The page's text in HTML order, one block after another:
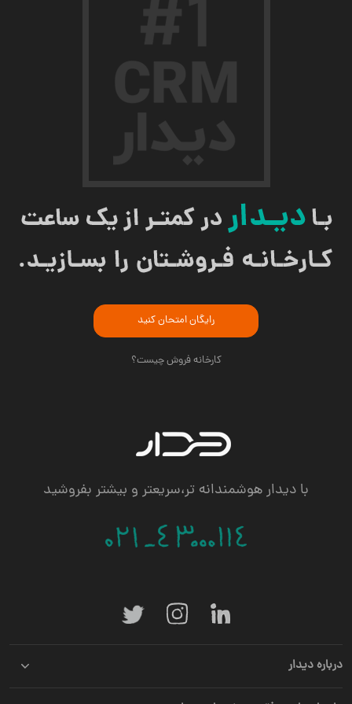
رایگان امتحان کنید
کارخانه فروش چیست؟
با دیدار هوشمندانه تر،سریعتر و بیشتر بفروشید
درباره دیدار